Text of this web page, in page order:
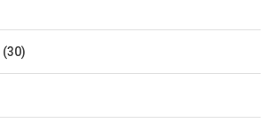
(30)